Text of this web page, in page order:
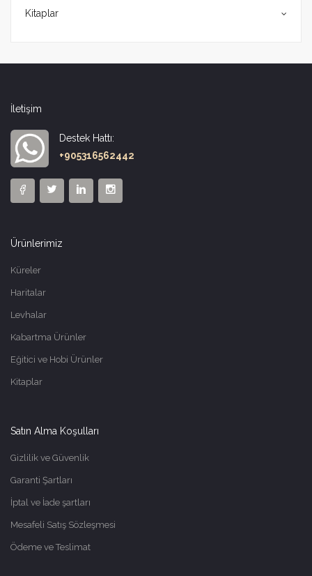
Kitaplar
İletişim
Destek Hattı:
+905316562442
Ürünlerimiz
Küreler
Haritalar
Levhalar
Kabartma Ürünler
Eğitici ve Hobi Ürünler
Kitaplar
Satın Alma Koşulları
Gizlilik ve Güvenlik
Garanti Şartları
İptal ve İade şartları
Mesafeli Satış Sözleşmesi
Ödeme ve Teslimat